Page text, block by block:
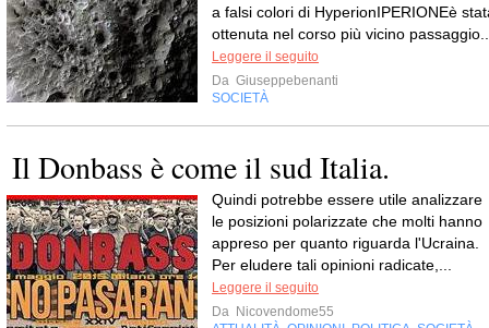
a falsi colori di HyperionIPERIONEè
ottenuta nel corso più vicino
Leggere il seguito
Da Giuseppebenanti
SOCIETÀ
Il Donbass è come il sud Italia.
Quindi potrebbe essere utile analizzare
le posizioni polarizzate che molti hanno
appreso per quanto riguarda l'Ucraina.
Per eludere tali opinioni radicate,...
Leggere il seguito
Da Nicovendome55